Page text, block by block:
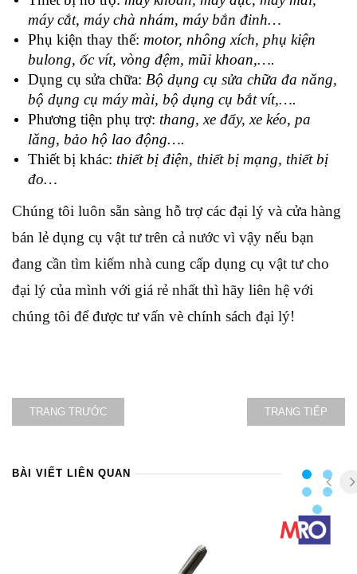
máy cắt, máy chà nhám, máy bắn đinh…
Phụ kiện thay thế: motor, nhông xích, phụ kiện
bulong, ốc vít, vòng đệm, mũi khoan,….
Dụng cụ sửa chữa: Bộ dụng cụ sửa chữa đa năng,
bộ dụng cụ máy mài, bộ dụng cụ bắt vít,….
Phương tiện phụ trợ: thang, xe đẩy, xe kéo, pa
lăng, bảo hộ lao động….
Thiết bị khác: thiết bị điện, thiết bị mạng, thiết bị
đo…
Chúng tôi luôn sẵn sàng hỗ trợ các đại lý và cửa hàng
bán lẻ dụng cụ vật tư trên cả nước vì vậy nếu bạn
đang cần tìm kiếm nhà cung cấp dụng cụ vật tư cho
đại lý của mình với giá rẻ nhất thì hãy liên hệ với
chúng tôi để được tư vấn vè chính sách đại lý!
TRANG TRƯỚC TRANG TIẾP
BÀI VIẾT LIÊN QUAN